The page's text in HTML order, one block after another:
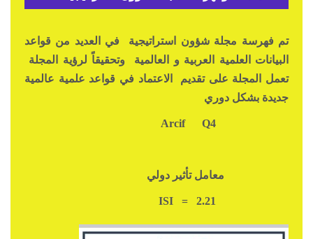
تم فهرسة مجلة شؤون استراتيجية في العديد من قواعد
البيانات العلمية العربية و العالمية وتحقيقاً لرؤية المجلة
تعمل المجلة على تقديم الاعتماد في قواعد علمية عالمية
جديدة بشكل دوري
Q4
معامل تأثير دولي